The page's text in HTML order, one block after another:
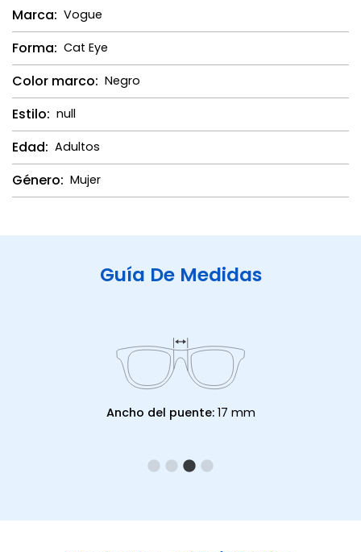
Marca: Vogue
Forma: Cat Eye
Color marco: Negro
Estilo: null
Edad: Adultos
Género: Mujer
Guía De Medidas
Ancho del puente: 17 mm